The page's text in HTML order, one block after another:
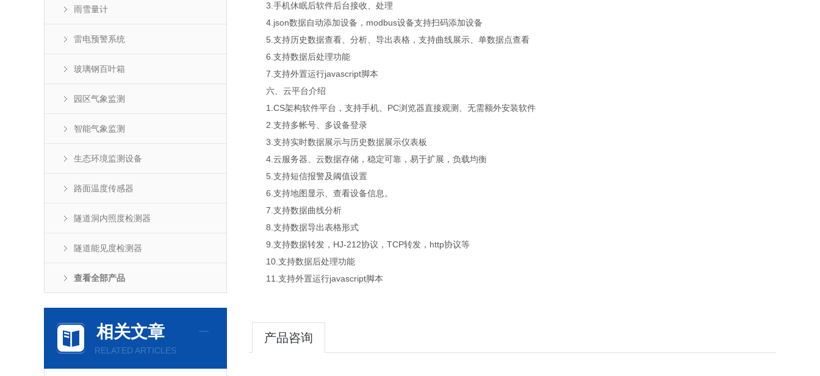
雨雪量计
雷电预警系统
玻璃钢百叶箱
园区气象监测
智能气象监测
生态环境监测设备
路面温度传感器
隧道洞内照度检测器
隧道能见度检测器
查看全部产品
相关文章
RELATED ARTICLES
3.手机休眠后软件后台接收、处理
4.json数据自动添加设备，modbus设备支持扫码添加设备
5.支持历史数据查看、分析、导出表格，支持曲线展示、单数据点查看
6.支持数据后处理功能
7.支持外置运行javascript脚本
六、云平台介绍
1.CS架构软件平台，支持手机、PC浏览器直接观测、无需额外安装软件
2.支持多帐号、多设备登录
3.支持实时数据展示与历史数据展示仪表板
4.云服务器、云数据存储，稳定可靠，易于扩展，负载均衡
5.支持短信报警及阈值设置
6.支持地图显示、查看设备信息。
7.支持数据曲线分析
8.支持数据导出表格形式
9.支持数据转发，HJ-212协议，TCP转发，http协议等
10.支持数据后处理功能
11.支持外置运行javascript脚本
产品咨询